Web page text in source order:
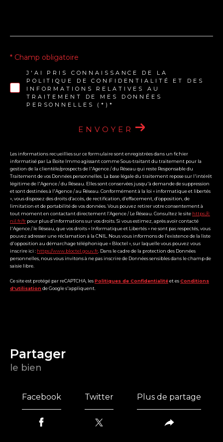
J'AI PRIS CONNAISSANCE DE LA
POLITIQUE DE CONFIDENTIALITÉ ET DES
INFORMATIONS RELATIVES AU
TRAITEMENT DE MES DONNÉES
PERSONNELLES (*)*
* Champ obligatoire
ENVOYER
Les informations recueillies sur ce formulaire sont enregistrées dans un fichier
informatisé par La Boite Immo agissant comme Sous-traitant du traitement pour la
gestion de la clientèle/prospects de l'Agence / du Réseau qui reste Responsable du
Traitement de vos Données personnelles. La base légale du traitement repose sur l'intérêt
légitime de l'Agence / du Réseau. Elles sont conservées jusqu'à demande de suppression
et sont destinées à l'Agence / au Réseau. Conformément à la loi « informatique et libertés
», vous disposez des droits d’accès, de rectification, d’effacement, d’opposition, de
limitation et de portabilité de vos données. Vous pouvez retirer votre consentement à
tout moment en contactant directement l’Agence / Le Réseau. Consultez le site https://c
nil.fr/fr pour plus d’informations sur vos droits. Si vous estimez, après avoir contacté
l'Agence / le Réseau, que vos droits « Informatique et Libertés » ne sont pas respectés, vous
pouvez adresser une réclamation à la CNIL. Nous vous informons de l’existence de la liste
d'opposition au démarchage téléphonique « Bloctel », sur laquelle vous pouvez vous
inscrire ici : https://www.bloctel.gouv.fr . Dans le cadre de la protection des Données
personnelles, nous vous invitons à ne pas inscrire de Données sensibles dans le champ de
saisie libre.
Ce site est protégé par reCAPTCHA, lesPolitiques de Confidentialitéet esConditions
d'utilisationde Google s'appliquent.
partager
le bien
Facebook Twitter Plus de partage